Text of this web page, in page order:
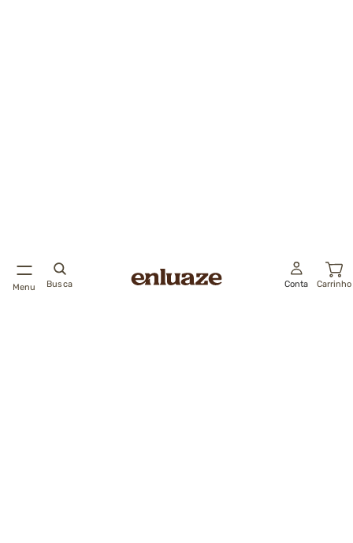
Menu Busca Conta Carrinho